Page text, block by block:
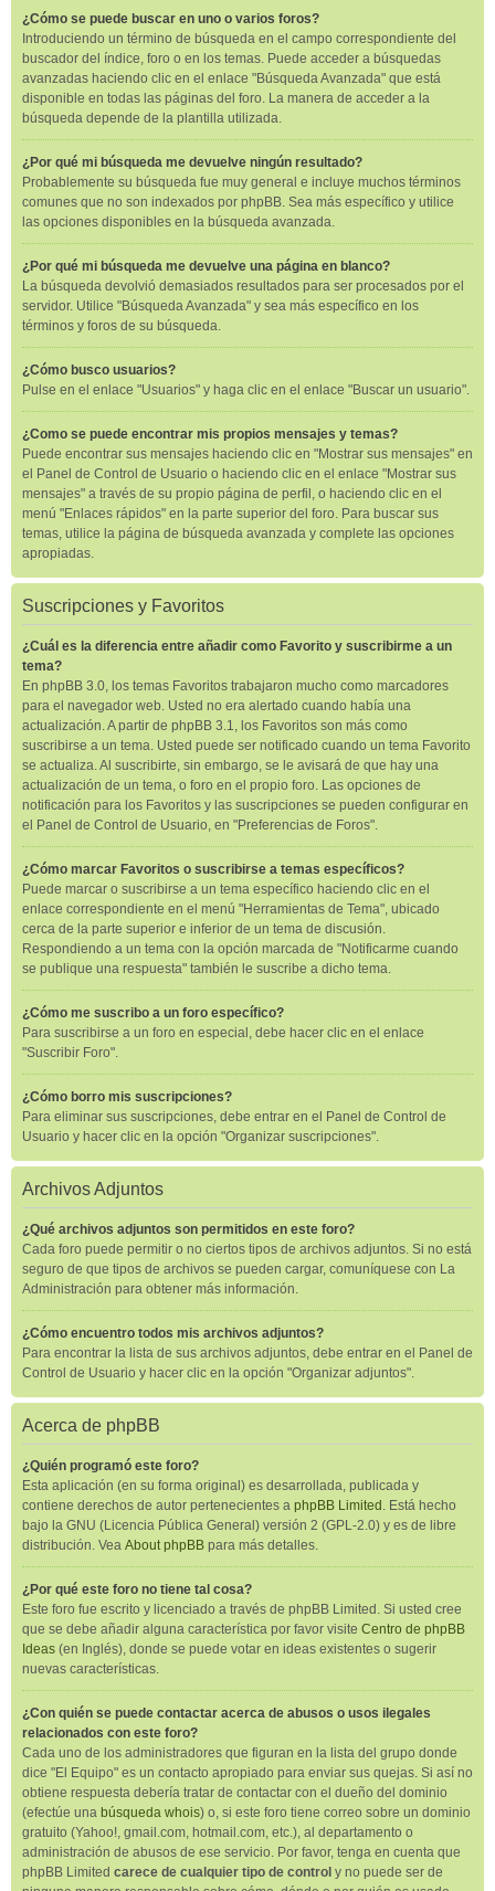
¿Cómo se puede buscar en uno o varios foros?
Introduciendo un término de búsqueda en el campo correspondiente del
buscador del índice, foro o en los temas. Puede acceder a búsquedas
avanzadas haciendo clic en el enlace "Búsqueda Avanzada" que está
disponible en todas las páginas del foro. La manera de acceder a la
búsqueda depende de la plantilla utilizada.
¿Por qué mi búsqueda me devuelve ningún resultado?
Probablemente su búsqueda fue muy general e incluye muchos términos
comunes que no son indexados por phpBB. Sea más específico y utilice
las opciones disponibles en la búsqueda avanzada.
¿Por qué mi búsqueda me devuelve una página en blanco?
La búsqueda devolvió demasiados resultados para ser procesados por el
servidor. Utilice "Búsqueda Avanzada" y sea más específico en los
términos y foros de su búsqueda.
¿Cómo busco usuarios?
Pulse en el enlace "Usuarios" y haga clic en el enlace "Buscar un usuario".
¿Como se puede encontrar mis propios mensajes y temas?
Puede encontrar sus mensajes haciendo clic en "Mostrar sus mensajes" en
el Panel de Control de Usuario o haciendo clic en el enlace "Mostrar sus
mensajes" a través de su propio página de perfil, o haciendo clic en el
menú "Enlaces rápidos" en la parte superior del foro. Para buscar sus
temas, utilice la página de búsqueda avanzada y complete las opciones
apropiadas.
Suscripciones y Favoritos
¿Cuál es la diferencia entre añadir como Favorito y suscribirme a un
tema?
En phpBB 3.0, los temas Favoritos trabajaron mucho como marcadores
para el navegador web. Usted no era alertado cuando había una
actualización. A partir de phpBB 3.1, los Favoritos son más como
suscribirse a un tema. Usted puede ser notificado cuando un tema Favorito
se actualiza. Al suscribirte, sin embargo, se le avisará de que hay una
actualización de un tema, o foro en el propio foro. Las opciones de
notificación para los Favoritos y las suscripciones se pueden configurar en
el Panel de Control de Usuario, en "Preferencias de Foros".
¿Cómo marcar Favoritos o suscribirse a temas específicos?
Puede marcar o suscribirse a un tema específico haciendo clic en el
enlace correspondiente en el menú "Herramientas de Tema", ubicado
cerca de la parte superior e inferior de un tema de discusión.
Respondiendo a un tema con la opción marcada de "Notificarme cuando
se publique una respuesta" también le suscribe a dicho tema.
¿Cómo me suscribo a un foro específico?
Para suscribirse a un foro en especial, debe hacer clic en el enlace
"Suscribir Foro".
¿Cómo borro mis suscripciones?
Para eliminar sus suscripciones, debe entrar en el Panel de Control de
Usuario y hacer clic en la opción "Organizar suscripciones".
Archivos Adjuntos
¿Qué archivos adjuntos son permitidos en este foro?
Cada foro puede permitir o no ciertos tipos de archivos adjuntos. Si no está
seguro de que tipos de archivos se pueden cargar, comuníquese con La
Administración para obtener más información.
¿Cómo encuentro todos mis archivos adjuntos?
Para encontrar la lista de sus archivos adjuntos, debe entrar en el Panel de
Control de Usuario y hacer clic en la opción "Organizar adjuntos".
Acerca de phpBB
¿Quién programó este foro?
Esta aplicación (en su forma original) es desarrollada, publicada y
contiene derechos de autor pertenecientes a phpBB Limited . Está hecho
bajo la GNU (Licencia Pública General) versión 2 (GPL-2.0) y es de libre
distribución. Vea About phpBB para más detalles.
¿Por qué este foro no tiene tal cosa?
Este foro fue escrito y licenciado a través de phpBB Limited. Si usted cree
que se debe añadir alguna característica por favor visite Centro de phpBB
Ideas (en Inglés), donde se puede votar en ideas existentes o sugerir
nuevas características.
¿Con quién se puede contactar acerca de abusos o usos ilegales
relacionados con este foro?
Cada uno de los administradores que figuran en la lista del grupo donde
dice "El Equipo" es un contacto apropiado para enviar sus quejas. Si así no
obtiene respuesta debería tratar de contactar con el dueño del dominio
(efectúe una búsqueda whois) o, si este foro tiene correo sobre un dominio
gratuito (Yahoo!, gmail.com, hotmail.com, etc.), al departamento o
administración de abusos de ese servicio. Por favor, tenga en cuenta que
phpBB Limited carece de cualquier tipo de control y no puede ser de